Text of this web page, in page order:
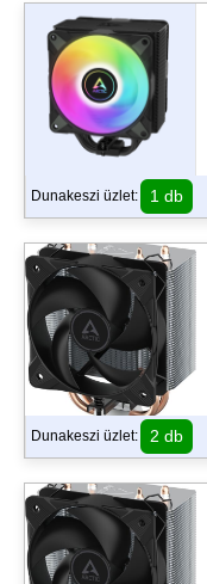
Dunakeszi üzlet: 1 db
Dunakeszi üzlet: 2 db